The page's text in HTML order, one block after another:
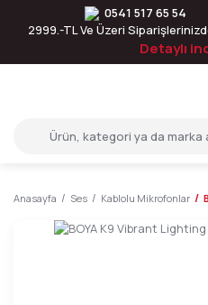
0541 517 65 54
2999.-TL Ve Üzeri
Detaylı
Anasayfa Ses Kablolu Mikrofonlar